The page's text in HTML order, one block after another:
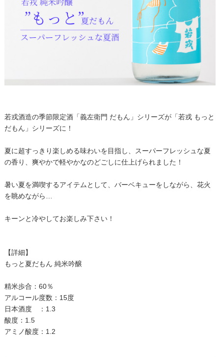
若戎酒造の季節限定酒「義左衛門 だもん」シリーズが「若戎 もっと
だもん」シリーズに！
夏に超すっきり楽しめる味わいを目指し、スーパーフレッシュな夏
の香り、爽やかで軽やかなのどごしに仕上げられました！
暑い夏を満喫するアイテムとして、バーベキューをしながら、花火
を眺めながら…
キーンと冷やしてお楽しみ下さい！
【詳細】
もっと夏だもん 純米吟醸
精米歩合：60％
アルコール度数：15度
日本酒度 ：1.3
酸度：1.5
アミノ酸度：1.2